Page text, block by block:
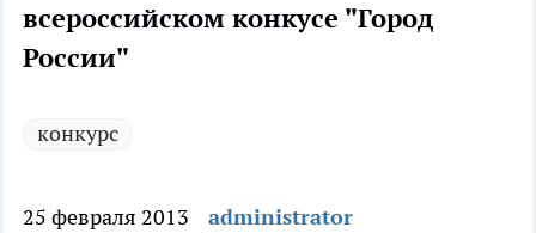
всероссийском конкусе "Город
России"
конкурс
25 февраля 2013
administrator